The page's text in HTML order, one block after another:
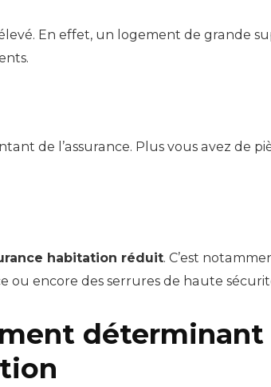
En effet, un logement de grande
de l’assurance. Plus vous avez de
habitation réduit. C’est
ou encore des serrures de haute